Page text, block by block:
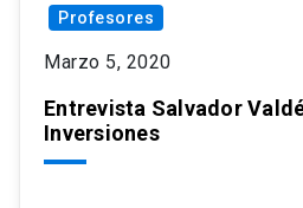
Profesores
Marzo 5, 2020
Entrevista Salvador
Inversiones